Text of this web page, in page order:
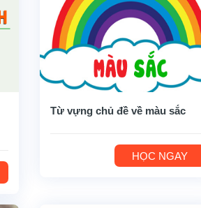
Từ vựng chủ đề về màu sắc
HỌC NGAY